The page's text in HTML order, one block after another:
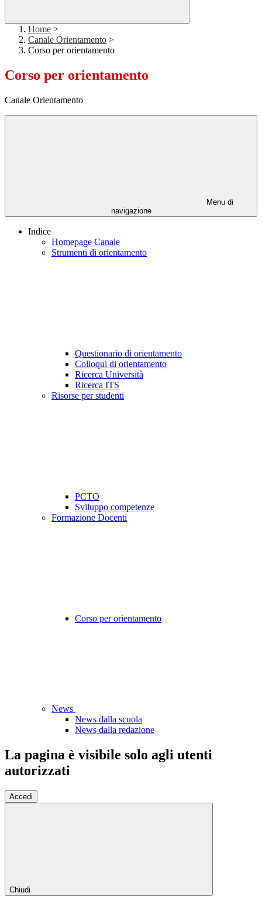
Home >
Canale Orientamento >
Corso per orientamento
Corso per orientamento
Canale Orientamento
Menu di
navigazione
Indice
Homepage Canale
Strumenti di orientamento
Questionario di orientamento
Colloqui di orientamento
Ricerca Università
Ricerca ITS
Risorse per studenti
PCTO
Sviluppo competenze
Formazione Docenti
Corso per orientamento
News
News dalla scuola
News dalla redazione
La pagina è visibile solo agli utenti
autorizzati
Accedi
Chiudi